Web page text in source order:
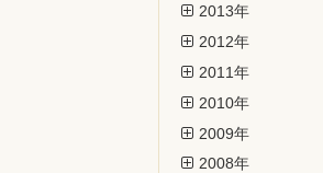
2013年
2012年
2011年
2010年
2009年
2008年